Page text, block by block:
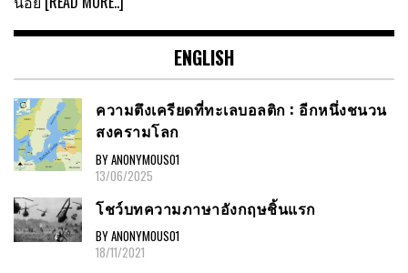
ENGLISH
ความตึงเครียดที่ทะเลบอลติก : อีกหนึ่งชนวน
สงครามโลก
BY ANONYMOUS01
13/06/2025
โชว์บทความภาษาอังกฤษชิ้นแรก
BY ANONYMOUS01
18/11/2021